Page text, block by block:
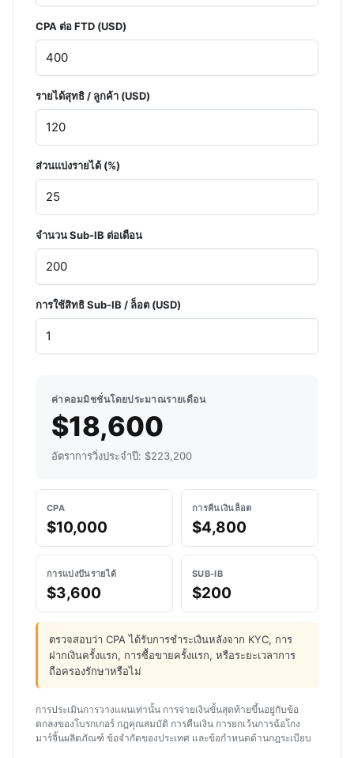
CPA ต่อ FTD (USD)
รายได้สุทธิ / ลูกค้า (USD)
ส่วนแบ่งรายได้ (%)
จำนวน Sub-IB ต่อเดือน
การใช้สิทธิ Sub-IB / ล็อต (USD)
ค่าคอมมิชชั่นโดยประมาณรายเดือน
$18,600
อัตราการวิ่งประจำปี: $223,200
CPA
$10,000
การคืนเงินล็อต
$4,800
การแบ่งปันรายได้
$3,600
SUB-IB
$200
ตรวจสอบว่า CPA ได้รับการชำระเงินหลังจาก KYC, การ
ฝากเงินครั้งแรก, การซื้อขายครั้งแรก, หรือระยะเวลาการ
ถือครองรักษาหรือไม่
การประเมินการวางแผนเท่านั้น การจ่ายเงินขั้นสุดท้ายขึ้นอยู่กับข้อ
ตกลงของโบรกเกอร์ กฎคุณสมบัติ การคืนเงิน การยกเว้นการฉ้อโกง
มาร์จิ้นผลิตภัณฑ์ ข้อจำกัดของประเทศ และข้อกำหนดด้านกฎระเบียบ